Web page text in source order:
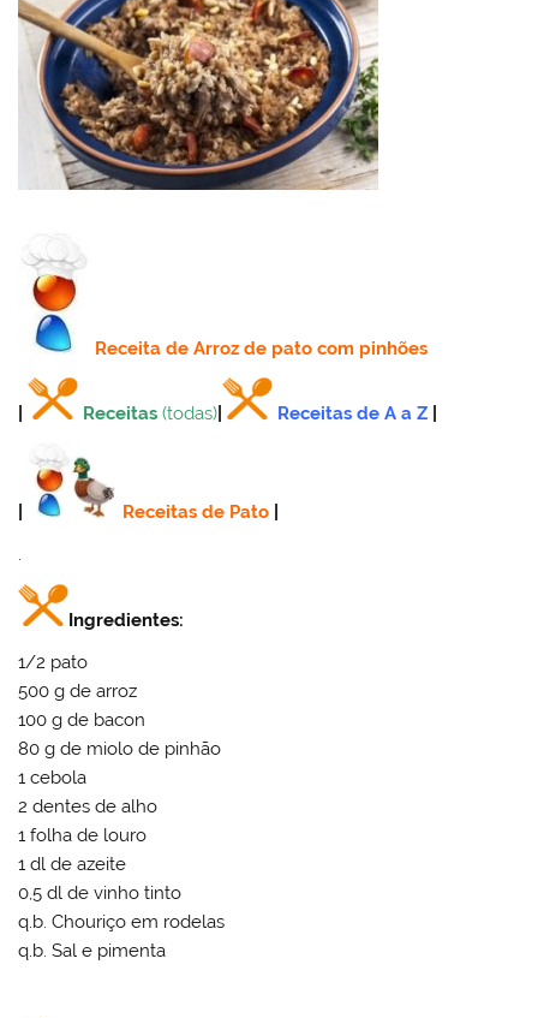
Receitade Arroz de pato com pinhões
Receitas (todas) Receitas de A a Z
Receitas de Pato
.
Ingredientes:
1/2 pato
500 g de arroz
100 g de bacon
80 g de miolo de pinhão
1 cebola
2 dentes de alho
1 folha de louro
1 dl de azeite
0,5 dl de vinho tinto
q.b. Chouriço em rodelas
q.b. Sal e pimenta